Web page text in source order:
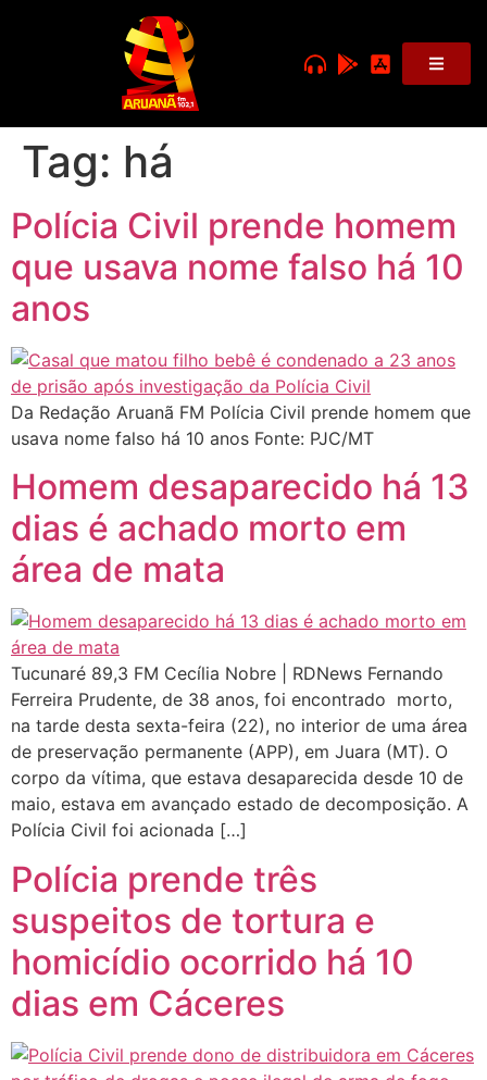
Tag: há
Polícia Civil prende homem
que usava nome falso há 10
anos
Da Redação Aruanã FM Polícia Civil prende homem que
usava nome falso há 10 anos Fonte: PJC/MT
Homem desaparecido há 13
dias é achado morto em
área de mata
Tucunaré 89,3 FM Cecília Nobre | RDNews Fernando
Ferreira Prudente, de 38 anos, foi encontrado morto,
na tarde desta sexta-feira (22), no interior de uma área
de preservação permanente (APP), em Juara (MT). O
corpo da vítima, que estava desaparecida desde 10 de
maio, estava em avançado estado de decomposição. A
Polícia Civil foi acionada […]
Polícia prende três
suspeitos de tortura e
homicídio ocorrido há 10
dias em Cáceres